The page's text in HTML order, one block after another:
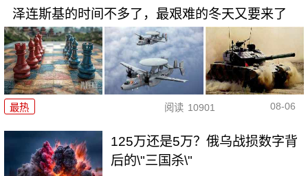
泽连斯基的时间不多了，最艰难的冬天又要来了
最热 阅读 10901 08-06
125万还是5万？俄乌战损数字背
后的\"三国杀\"